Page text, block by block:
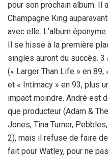
pour son prochain album. Il
Champagne King
avec elle. L’album
Il se hisse à la première
singles auront du succès.
(« Larger Than Life » en
et « Intimacy » en 93, plus
impact moindre. André est
que producteur (Adam &
Jones, Tina Turner,
2), mais il refuse de faire
fait pour Watley, pour ne